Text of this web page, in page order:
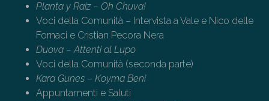
Planta y Raiz – Oh Chuva!
Voci della Comunità – Intervista a Vale e Nico delle
Fornaci e Cristian Pecora Nera
Duova – Attenti al Lupo
Voci della Comunità (seconda parte)
Kara Gunes – Koyma Beni
Appuntamenti e Saluti